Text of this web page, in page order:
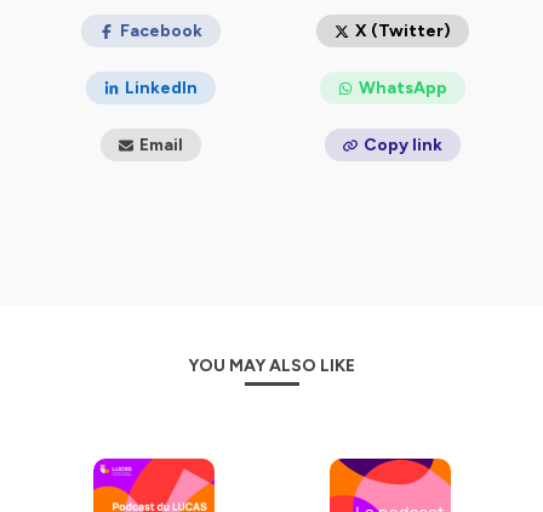
Facebook X (Twitter)
LinkedIn WhatsApp
Email Copy link
YOU MAY ALSO LIKE